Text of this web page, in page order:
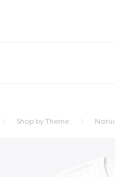
Shop by Theme